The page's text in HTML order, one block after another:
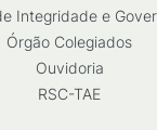
Integridade e
Órgão Colegiados
Ouvidoria
RSC-TAE